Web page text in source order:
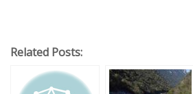
Related Posts: